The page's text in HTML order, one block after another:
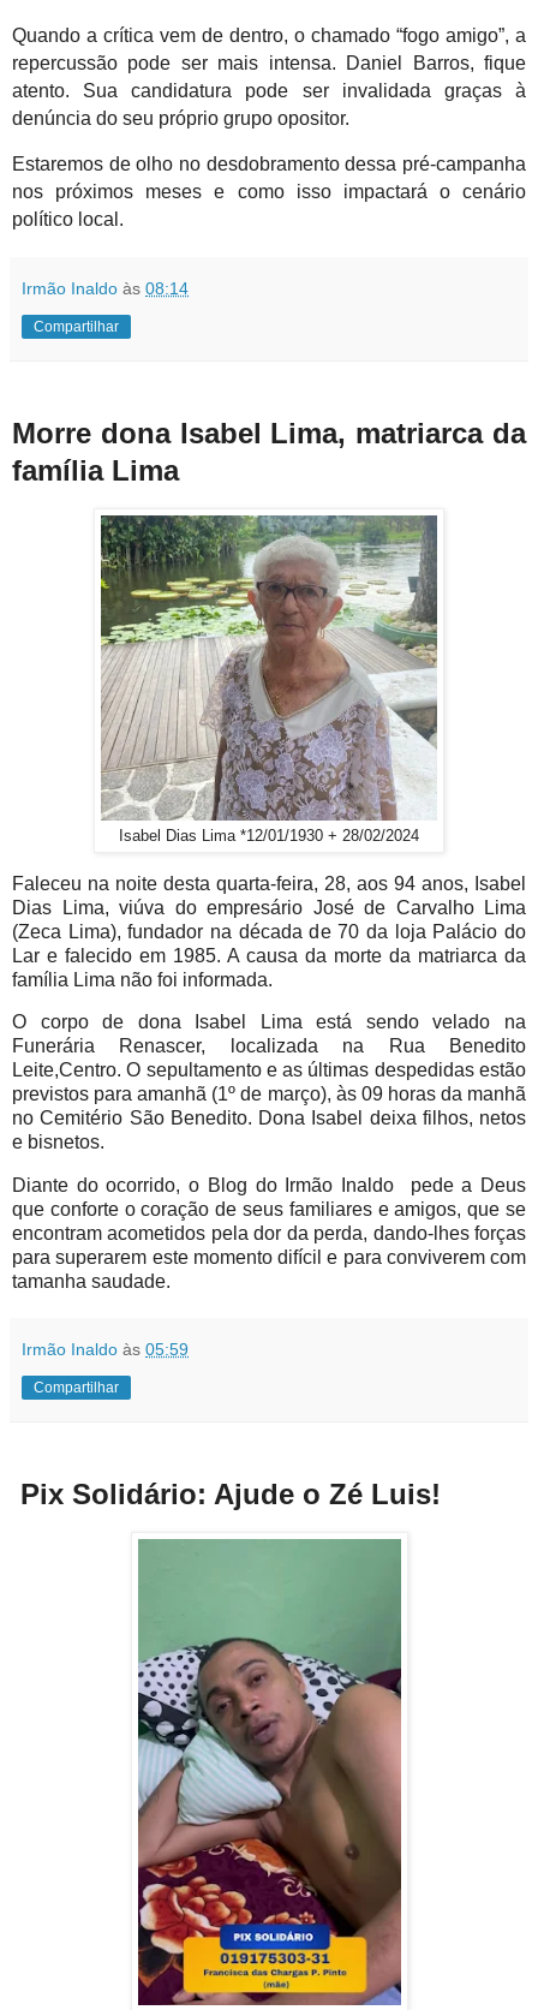
Quando a crítica vem de dentro, o chamado “fogo amigo”, a
repercussão pode ser mais intensa. Daniel Barros, fique
atento. Sua candidatura pode ser invalidada graças à
denúncia do seu próprio grupo opositor.
Estaremos de olho no desdobramento dessa pré-campanha
nos próximos meses e como isso impactará o cenário
político local.
Irmão Inaldo às 08:14
Compartilhar
Morre dona Isabel Lima, matriarca da
família Lima
Isabel Dias Lima *12/01/1930 + 28/02/2024
Faleceu na noite desta quarta-feira, 28, aos 94 anos, Isabel
Dias Lima, viúva do empresário José de Carvalho Lima
(Zeca Lima), fundador na década de 70 da loja Palácio do
Lar e falecido em 1985. A causa da morte da matriarca da
família Lima não foi informada.
O corpo de dona Isabel Lima está sendo velado na
Funerária Renascer, localizada na Rua Benedito
Leite,Centro. O sepultamento e as últimas despedidas estão
previstos para amanhã (1º de março), às 09 horas da manhã
no Cemitério São Benedito. Dona Isabel deixa filhos, netos
e bisnetos.
Diante do ocorrido, o Blog do Irmão Inaldo pede a Deus
que conforte o coração de seus familiares e amigos, que se
encontram acometidos pela dor da perda, dando-lhes forças
para superarem este momento difícil e para conviverem com
tamanha saudade.
Irmão Inaldo às 05:59
Compartilhar
Pix Solidário: Ajude o Zé Luis!